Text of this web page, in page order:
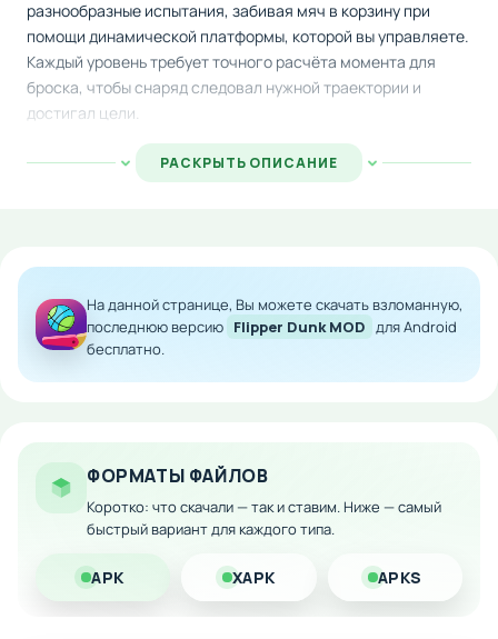
разнообразные испытания, забивая мяч в корзину при
помощи динамической платформы, которой вы управляете.
Каждый уровень требует точного расчёта момента для
броска, чтобы снаряд следовал нужной траектории и
достигал цели.
По мере прохождения этапов вы будете собирать награды:
дополнительные попытки, драгоценные кристаллы и
Особенности мода:
Увеличенное количество стартовых жизней
Отсутствие рекламных прерываний
Скачайте модифицированную версию на Android и
наслаждайтесь полным функционалом без ограничений
РАСКРЫТЬ ОПИСАНИЕ
На данной странице, Вы можете скачать взломанную,
последнюю версию Flipper Dunk MOD для Android
бесплатно.
ФОРМАТЫ ФАЙЛОВ
Коротко: что скачали — так и ставим. Ниже — самый
быстрый вариант для каждого типа.
APK XAPK APKS